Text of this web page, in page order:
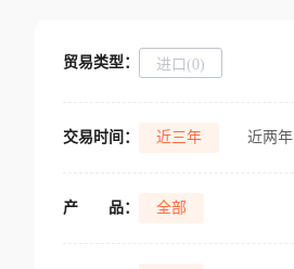
贸易类型： 进口(0)
交易时间： 近三年 近两年
产 品： 全部